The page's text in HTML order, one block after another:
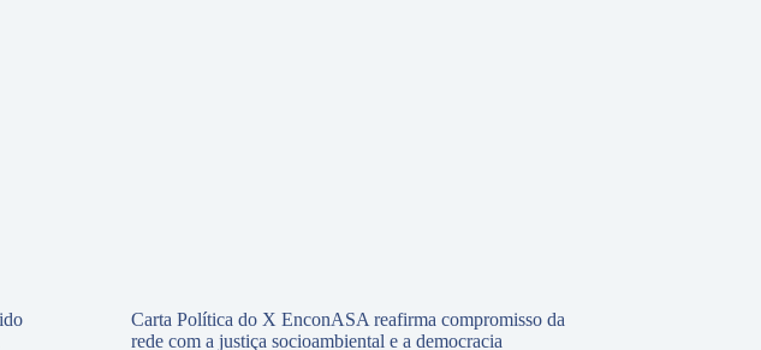
Carta Política do X EnconASA reafirma compromisso da
rede com a justiça socioambiental e a democracia